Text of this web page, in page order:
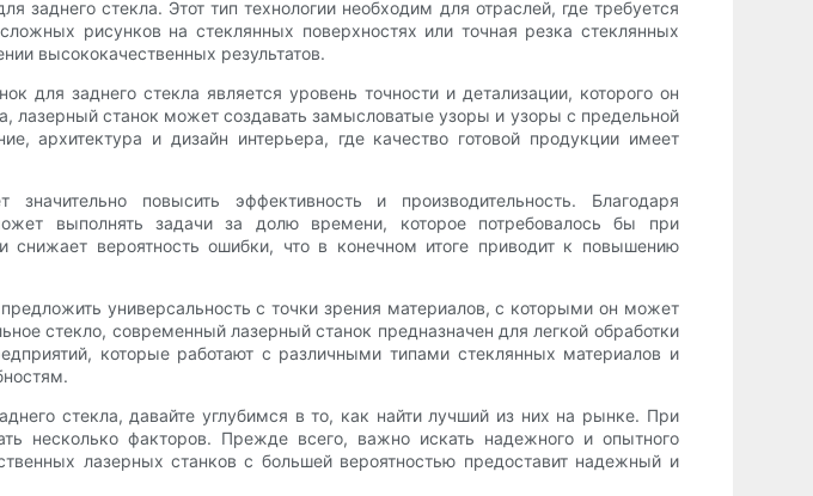
заднего стекла. Этот тип технологии необходим для отраслей, где требуется
рисунков на стеклянных поверхностях или точная резка стеклянных
высококачественных результатов.
заднего стекла является уровень точности и детализации, которого он
лазерный станок может создавать замысловатые узоры и узоры с предельной
архитектура и дизайн интерьера, где качество готовой продукции имеет
повысить эффективность и производительность. Благодаря
выполнять задачи за долю времени, которое потребовалось бы при
вероятность ошибки, что в конечном итоге приводит к повышению
универсальность с точки зрения материалов, с которыми он может
стекло, современный лазерный станок предназначен для легкой обработки
которые работают с различными типами стеклянных материалов и
стекла, давайте углубимся в то, как найти лучший из них на рынке. При
несколько факторов. Прежде всего, важно искать надежного и опытного
лазерных станков с большей вероятностью предоставит надежный и